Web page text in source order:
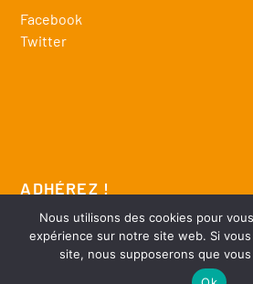
Facebook
Twitter
ADHÉREZ !
télécharger bulletin adhésion
Nous utilisons des cookies pour
expérience sur notre site web. Si
site, nous supposerons que